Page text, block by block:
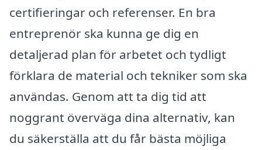
certifieringar och referenser. En bra
entreprenör ska kunna ge dig en
detaljerad plan för arbetet och tydligt
förklara de material och tekniker som ska
användas. Genom att ta dig tid att
noggrant överväga dina alternativ, kan
du säkerställa att du får bästa möjliga